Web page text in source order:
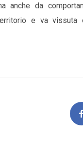
anche da
e va